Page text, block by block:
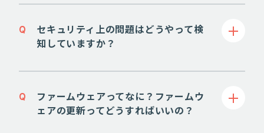
Q
セキュリティ上の問題はどうやって検
知していますか？
Q
ファームウェアってなに？ファームウ
ェアの更新ってどうすればいいの？